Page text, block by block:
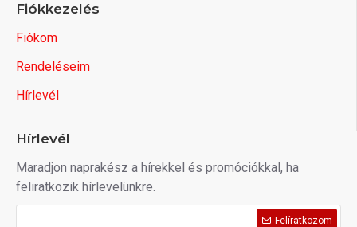
Fiókkezelés
Fiókom
Rendeléseim
Hírlevél
Hírlevél
Maradjon naprakész a hírekkel és promóciókkal, ha
feliratkozik hírlevelünkre.
Felíratkozom